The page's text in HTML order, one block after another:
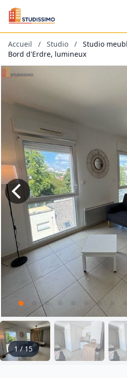
Accueil / Studio /
Studio
Bord d'Erdre, lumineux
1/15